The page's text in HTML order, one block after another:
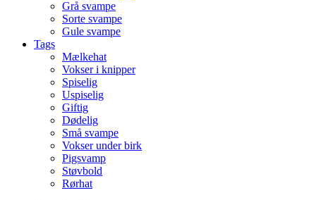
Grå svampe
Sorte svampe
Gule svampe
Tags
Mælkehat
Vokser i knipper
Spiselig
Uspiselig
Giftig
Dødelig
Små svampe
Vokser under birk
Pigsvamp
Støvbold
Rørhat